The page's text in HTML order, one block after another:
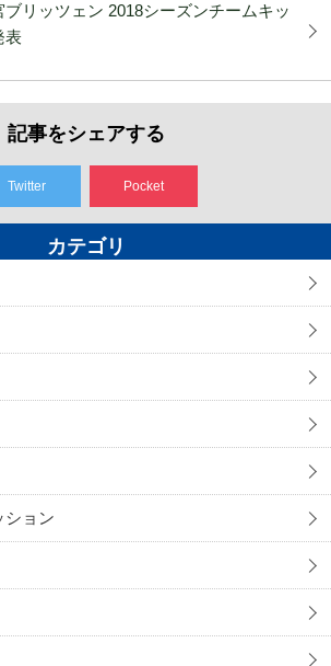
ブリッツェン 2018シーズンチームキッ
表
記事をシェアする
Twitter Pocket
カテゴリ
ション